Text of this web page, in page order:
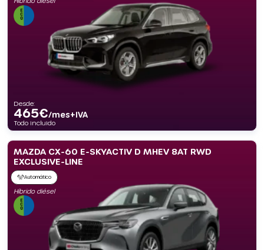
Desde:
465€/mes+IVA
Todo incluido
MAZDA CX-60 E-SKYACTIV D MHEV 8AT RWD
EXCLUSIVE-LINE
Automático
Híbrido diésel